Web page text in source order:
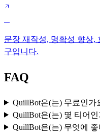
문장 재작성, 명확성 향상,
구입니다.
FAQ
QuillBot은(는) 무료인가
QuillBot은(는) 몇 티어인
QuillBot은(는) 무엇에 좋